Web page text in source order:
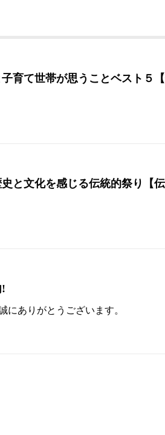
育て世帯が思うことベスト５
史と文化を感じる伝統的祭り【伝
にありがとうございます。